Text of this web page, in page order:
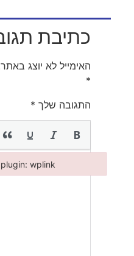
כתיבת
האימייל לא יוצג
*
התגובה שלך *
wplink
wplink